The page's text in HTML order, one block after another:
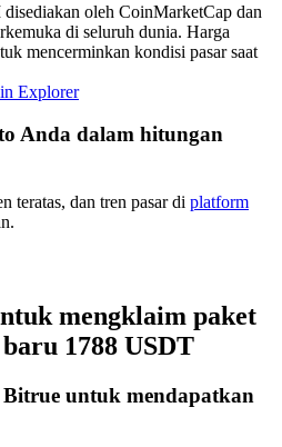
top
oleh CoinMarketCap dan
di seluruh dunia. Harga
mencerminkan kondisi pasar saat
Explorer
Anda dalam hitungan
teratas, dan tren pasar di platform
mengklaim paket
1788 USDT
untuk mendapatkan